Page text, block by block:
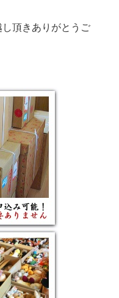
頂きありがとうご